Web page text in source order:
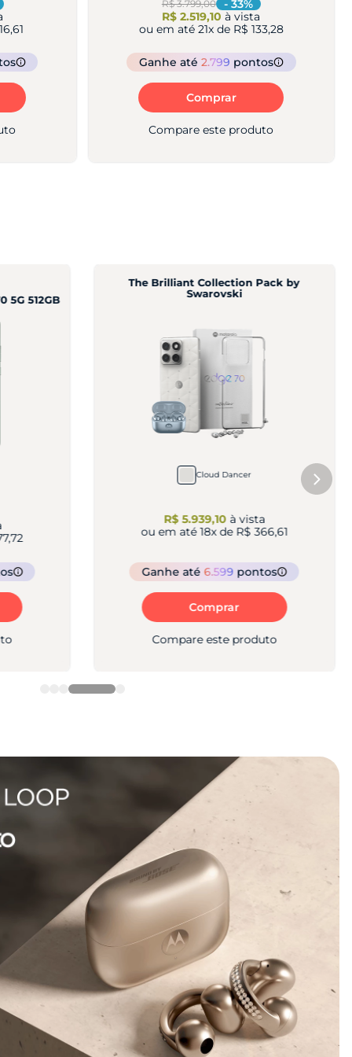
R$ 2.499,00 -17%
R$ 2.069,10 à vista
ou em até18x deR$ 127,72
Ganhe até 2.299 pontos
Comprar
Compare este produto
5G 512GB
The Brilliant Collection Pack by
Swarovski
Cloud Dancer
R$ 5.939,10 à vista
ou em até18x de R$ 366,61
Ganheaté 6.599 pontos
Comprar
Compare este produto